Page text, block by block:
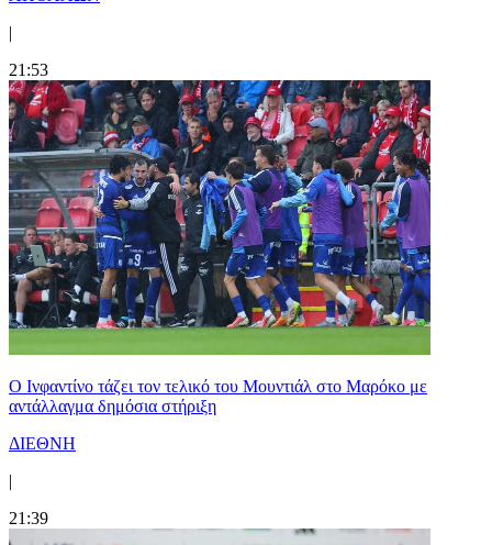
|
21:53
Ο Ινφαντίνο τάζει τον τελικό του Μουντιάλ στο Μαρόκο με
αντάλλαγμα δημόσια στήριξη
ΔΙΕΘΝΗ
|
21:39